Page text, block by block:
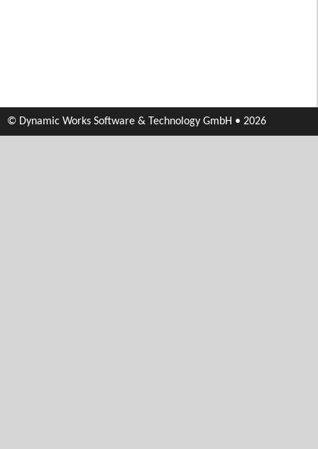
© Dynamic Works Software & Technology GmbH • 2026